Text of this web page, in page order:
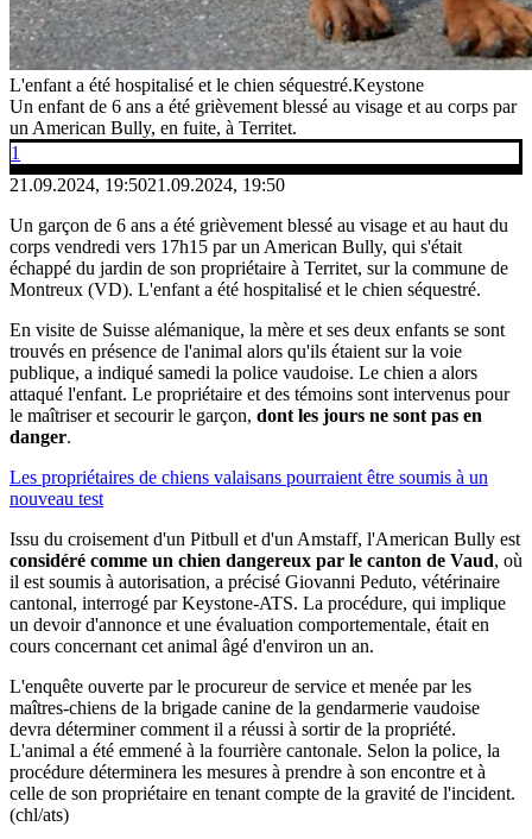
L'enfant a été hospitalisé et le chien séquestré.Keystone
Un enfant de 6 ans a été grièvement blessé au visage et au corps par
un American Bully, en fuite, à Territet.
1
21.09.2024, 19:5021.09.2024, 19:50
Un garçon de 6 ans a été grièvement blessé au visage et au haut du
corps vendredi vers 17h15 par un American Bully, qui s'était
échappé du jardin de son propriétaire à Territet, sur la commune de
Montreux (VD). L'enfant a été hospitalisé et le chien séquestré.
En visite de Suisse alémanique, la mère et ses deux enfants se sont
trouvés en présence de l'animal alors qu'ils étaient sur la voie
publique, a indiqué samedi la police vaudoise. Le chien a alors
attaqué l'enfant. Le propriétaire et des témoins sont intervenus pour
le maîtriser et secourir le garçon, dont les jours ne sont pas en
danger.
Les propriétaires de chiens valaisans pourraient être soumis à un
nouveau test
Issu du croisement d'un Pitbull et d'un Amstaff, l'American Bully est
considéré comme un chien dangereux par le canton de Vaud, où
il est soumis à autorisation, a précisé Giovanni Peduto, vétérinaire
cantonal, interrogé par Keystone-ATS. La procédure, qui implique
un devoir d'annonce et une évaluation comportementale, était en
cours concernant cet animal âgé d'environ un an.
L'enquête ouverte par le procureur de service et menée par les
maîtres-chiens de la brigade canine de la gendarmerie vaudoise
devra déterminer comment il a réussi à sortir de la propriété.
L'animal a été emmené à la fourrière cantonale. Selon la police, la
procédure déterminera les mesures à prendre à son encontre et à
celle de son propriétaire en tenant compte de la gravité de l'incident.
(chl/ats)